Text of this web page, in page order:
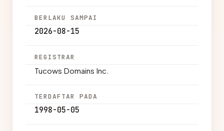
BERLAKU SAMPAI
2026-08-15
REGISTRAR
Tucows Domains Inc.
TERDAFTAR PADA
1998-05-05